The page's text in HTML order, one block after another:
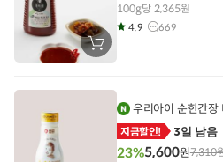
장
바
에
100g당 2,365원
4.9 669
우리아이 순한간
지금할인! 3일 남음
23%5,600원7,310